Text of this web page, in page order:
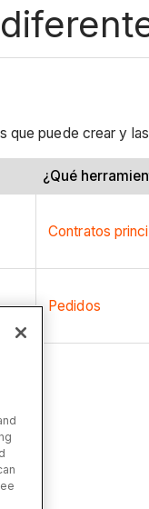
que puede crear y
¿Qué
Contratos
Pedidos